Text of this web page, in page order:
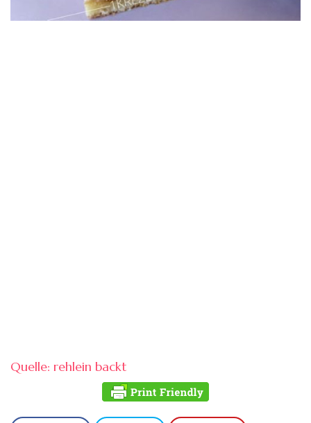
Quelle: rehlein backt